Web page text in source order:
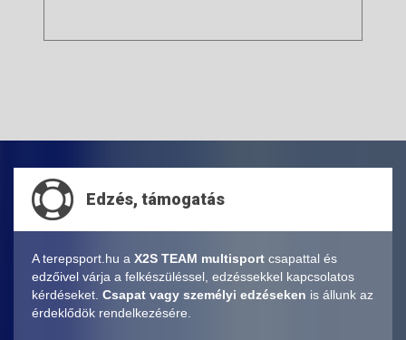
Edzés, támogatás
A terepsport.hu a X2S TEAM multisport csapattal és
edzőivel várja a felkészüléssel, edzéssekkel kapcsolatos
kérdéseket. Csapat vagy személyi edzéseken is állunk az
érdeklődök rendelkezésére.